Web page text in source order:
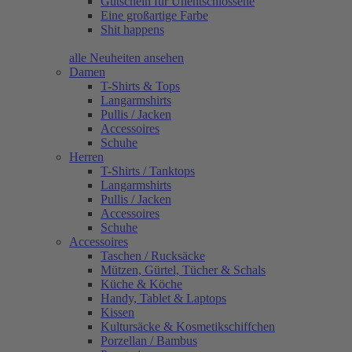
Eine großartige Farbe
Shit happens
alle Neuheiten ansehen
Damen
T-Shirts & Tops
Langarmshirts
Pullis / Jacken
Accessoires
Schuhe
Herren
T-Shirts / Tanktops
Langarmshirts
Pullis / Jacken
Accessoires
Schuhe
Accessoires
Taschen / Rucksäcke
Mützen, Gürtel, Tücher & Schals
Küche & Köche
Handy, Tablet & Laptops
Kissen
Kultursäcke & Kosmetikschiffchen
Porzellan / Bambus